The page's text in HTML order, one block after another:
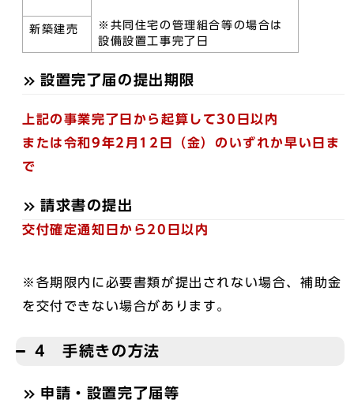
※共同住宅の管理組合等の場合は
設備設置工事完了日
新築建売
設置完了届の提出期限
上記の事業完了日から起算して30日以内
または令和9年2月12日（金）のいずれか早い日ま
で
請求書の提出
交付確定通知日から20日以内
※各期限内に必要書類が提出されない場合、補助金
を交付できない場合があります。
4 手続きの方法
申請・設置完了届等